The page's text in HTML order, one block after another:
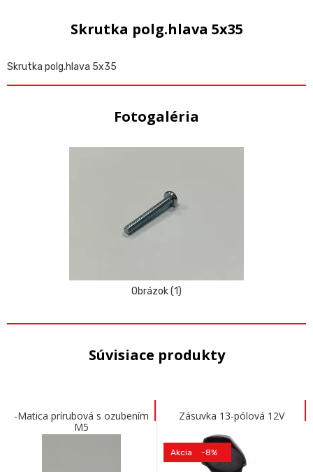
Skrutka polg.hlava 5x35
Skrutka polg.hlava 5x35
Fotogaléria
Obrázok (1)
Súvisiace produkty
-Matica prírubová s ozubením
M5
Zásuvka 13-pólová 12V
Akcia -8%